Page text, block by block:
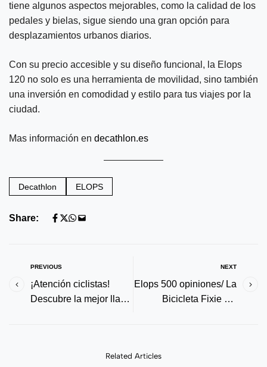
tiene algunos aspectos mejorables, como la calidad de los
pedales y bielas, sigue siendo una gran opción para
desplazamientos urbanos diarios.
Con su precio accesible y su diseño funcional, la Elops
120 no solo es una herramienta de movilidad, sino también
una inversión en comodidad y estilo para tus viajes por la
ciudad.
Mas información en decathlon.es
Decathlon ELOPS
Share:
PREVIOUS
¡Atención ciclistas!
Descubre la mejor llave
NEXT
Elops 500 opiniones/ La
Bicicleta Fixie De
Related Articles